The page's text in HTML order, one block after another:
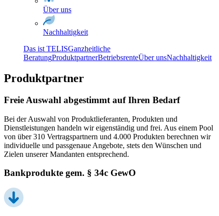
Über uns
Nachhaltigkeit
Das ist TELISGanzheitliche
BeratungProduktpartnerBetriebsrenteÜber unsNachhaltigkeit
Produktpartner
Freie Auswahl abgestimmt auf Ihren Bedarf
Bei der Auswahl von Produktlieferanten, Produkten und
Dienstleistungen handeln wir eigenständig und frei. Aus einem Pool
von über 310 Vertragspartnern und 4.000 Produkten berechnen wir
individuelle und passgenaue Angebote, stets den Wünschen und
Zielen unserer Mandanten entsprechend.
Bankprodukte gem. § 34c GewO